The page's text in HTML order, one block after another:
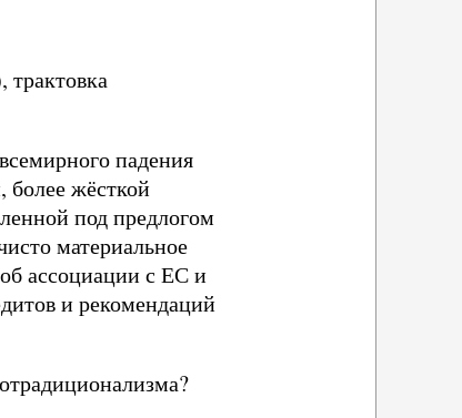
трактовка
падения
более жёсткой
под предлогом
материальное
ассоциации с ЕС и
и рекомендаций